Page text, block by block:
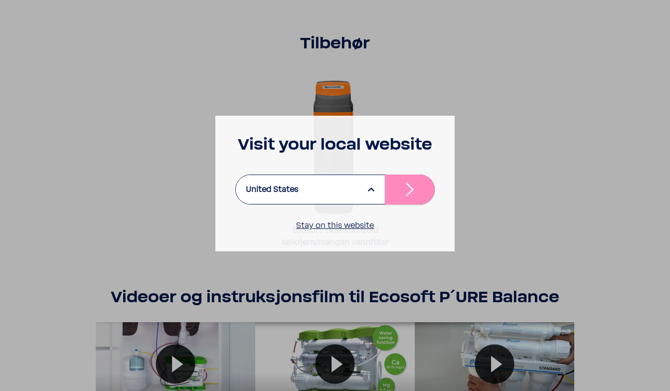
Tilbehør
Ecosoft Titanium Gold
Videoer og instruksjonsfilm til Ecosoft P´URE Balance
Visit your local website
United States
Stay on this website